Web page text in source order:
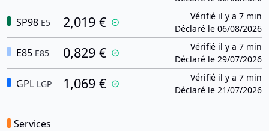
SP98 E5 2,019 €
Vérifié il y a 7 min
Déclaré le 06/08/2026
E85 E85 0,829 €
Vérifié il y a 7 min
Déclaré le 29/07/2026
GPL LGP 1,069 €
Vérifié il y a 7 min
Déclaré le 21/07/2026
Services